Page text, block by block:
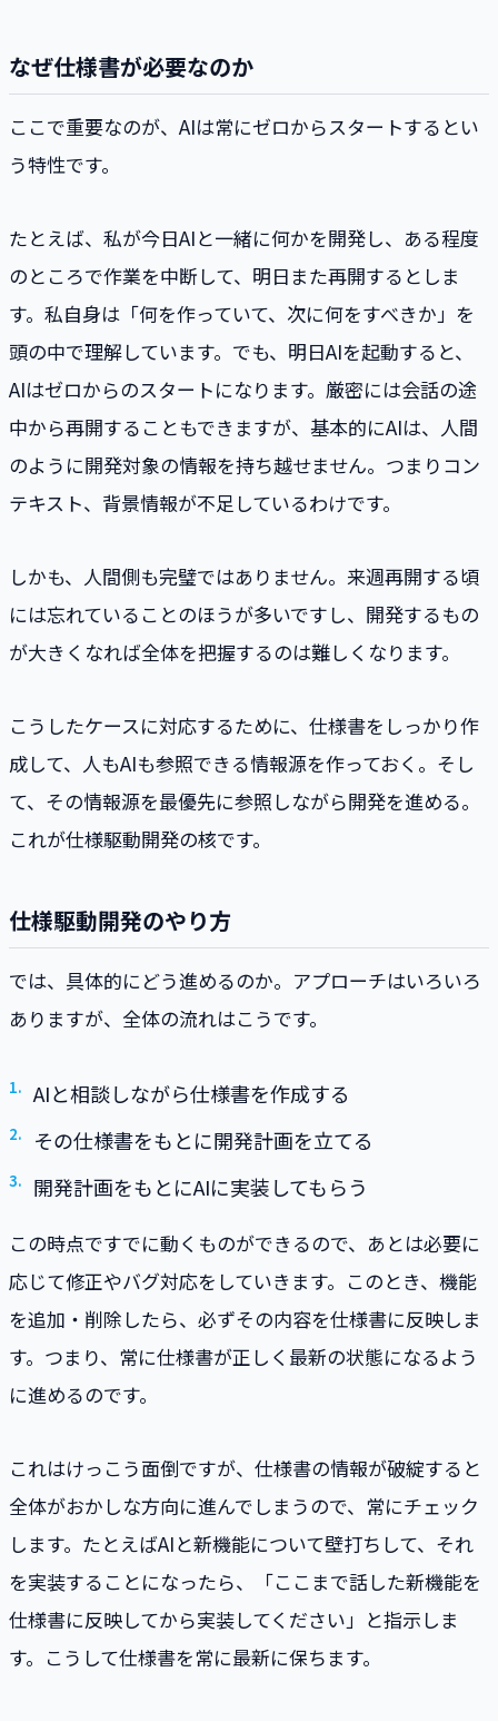
なぜ仕様書が必要なのか
ここで重要なのが、AIは常にゼロからスタートするとい
う特性です。
たとえば、私が今日AIと一緒に何かを開発し、ある程度
のところで作業を中断して、明日また再開するとしま
す。私自身は「何を作っていて、次に何をすべきか」を
頭の中で理解しています。でも、明日AIを起動すると、
AIはゼロからのスタートになります。厳密には会話の途
中から再開することもできますが、基本的にAIは、人間
のように開発対象の情報を持ち越せません。つまりコン
テキスト、背景情報が不足しているわけです。
しかも、人間側も完璧ではありません。来週再開する頃
には忘れていることのほうが多いですし、開発するもの
が大きくなれば全体を把握するのは難しくなります。
こうしたケースに対応するために、仕様書をしっかり作
成して、人もAIも参照できる情報源を作っておく。そし
て、その情報源を最優先に参照しながら開発を進める。
これが仕様駆動開発の核です。
仕様駆動開発のやり方
では、具体的にどう進めるのか。アプローチはいろいろ
ありますが、全体の流れはこうです。
AIと相談しながら仕様書を作成する
その仕様書をもとに開発計画を立てる
開発計画をもとにAIに実装してもらう
この時点ですでに動くものができるので、あとは必要に
応じて修正やバグ対応をしていきます。このとき、機能
を追加・削除したら、必ずその内容を仕様書に反映しま
す。つまり、常に仕様書が正しく最新の状態になるよう
に進めるのです。
これはけっこう面倒ですが、仕様書の情報が破綻すると
全体がおかしな方向に進んでしまうので、常にチェック
します。たとえばAIと新機能について壁打ちして、それ
を実装することになったら、「ここまで話した新機能を
仕様書に反映してから実装してください」と指示しま
す。こうして仕様書を常に最新に保ちます。